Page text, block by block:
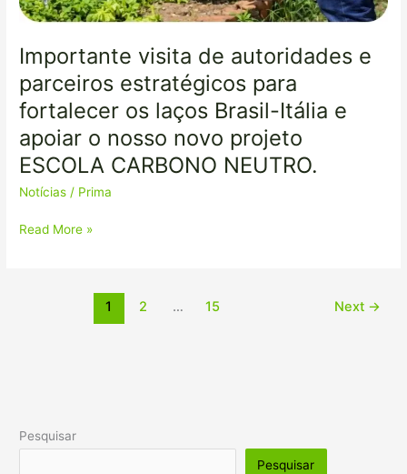
Importante visita de autoridades e
parceiros estratégicos para
fortalecer os laços Brasil-Itália e
apoiar o nosso novo projeto
ESCOLA CARBONO NEUTRO.
Notícias / Prima
Read More »
1 2 … 15 Next →
Pesquisar
Pesquisar